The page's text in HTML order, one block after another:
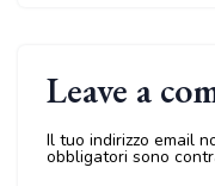
Leave a
Il tuo indirizzo email
obbligatori sono